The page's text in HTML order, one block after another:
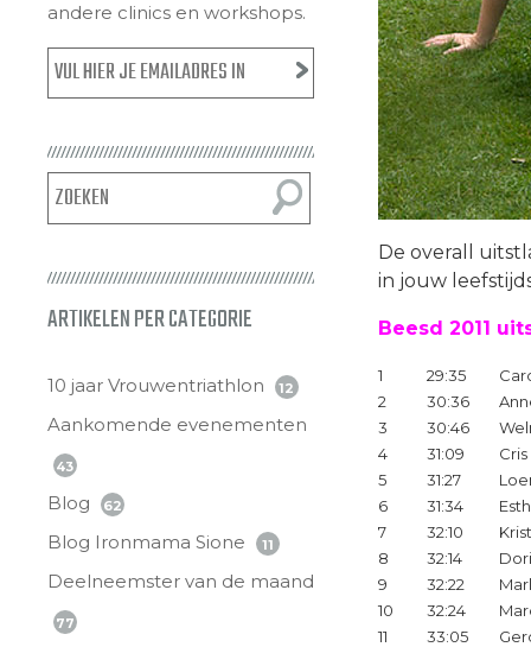
andere clinics en workshops.
ARTIKELEN PER CATEGORIE
10 jaar Vrouwentriathlon 12
Aankomende evenementen
43
Blog 62
Blog Ironmama Sione 11
Deelneemster van de maand
77
De overall
in jouw
Beesd 2011
1 29:35
2
30:36
3
30:46
4
31:09
Cris
5
31:27
6
31:34
7
32:10
8
32:14
9
32:22
10
32:24
11
33:05